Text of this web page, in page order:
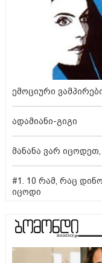
ემოციური
ადამიანი-გიგი
მანანა ვარ
#1. 10 რამ, რაც
იცოდი